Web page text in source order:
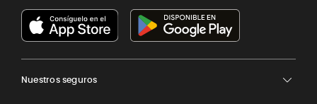
Nuestros seguros